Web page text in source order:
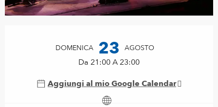
DOMENICA 23 AGOSTO
Da 21:00 A 23:00
Aggiungi al mio Google Calendar